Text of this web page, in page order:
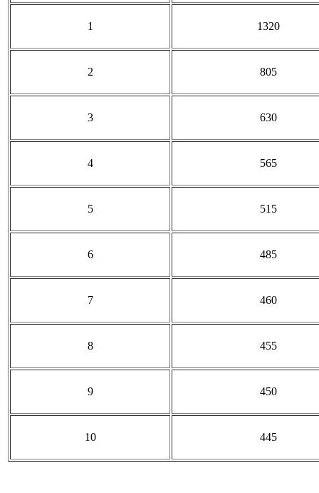
1 1320
2 805
3 630
4 565
5 515
6 485
7 460
8 455
9 450
10 445